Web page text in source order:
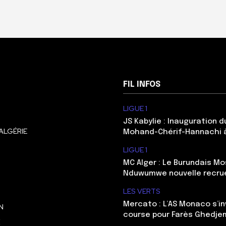
FIL INFOS
LIGUE 1
JS Kabylie : Inauguration
Mohand-Chérif-Hannachi
LIGUE 1
MC Alger : Le Burundais
Nduwumwe nouvelle
LES VERTS
Mercato : L’AS Monaco
course pour Farès